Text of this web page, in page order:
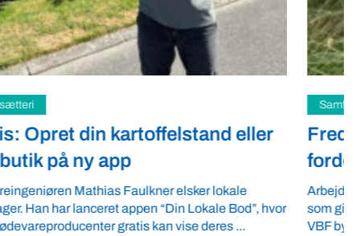
Samfund
Fredspligt giver landmænd strategisk
fordel
Arbejdsgiverforeningen GLS-A tilbyder ordnede forhold,
som giver ro i maven til landmænd – også i usikre tider.
VBF byder velkommen ...